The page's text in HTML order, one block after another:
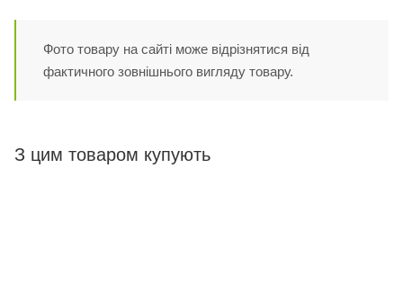
Фото товару на сайті може відрізнятися від
фактичного зовнішнього вигляду товару.
З цим товаром купують